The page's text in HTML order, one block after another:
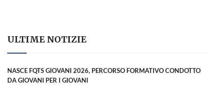
ULTIME NOTIZIE
NASCE FQTS GIOVANI 2026, PERCORSO FORMATIVO CONDOTTO
DA GIOVANI PER I GIOVANI